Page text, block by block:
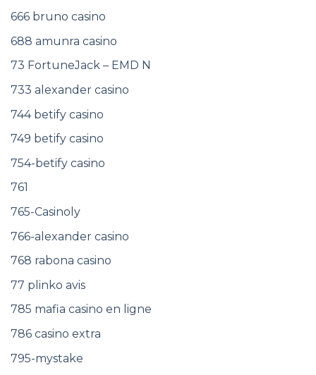
666 bruno casino
688 amunra casino
73 FortuneJack – EMD N
733 alexander casino
744 betify casino
749 betify casino
754-betify casino
761
765-Casinoly
766-alexander casino
768 rabona casino
77 plinko avis
785 mafia casino en ligne
786 casino extra
795-mystake